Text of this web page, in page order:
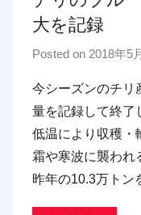
大を記録
Posted on 2018年5
今シーズンのチリ
量を記録して終了
低温により収穫・
霜や寒波に襲われ
昨年の10.3万トン